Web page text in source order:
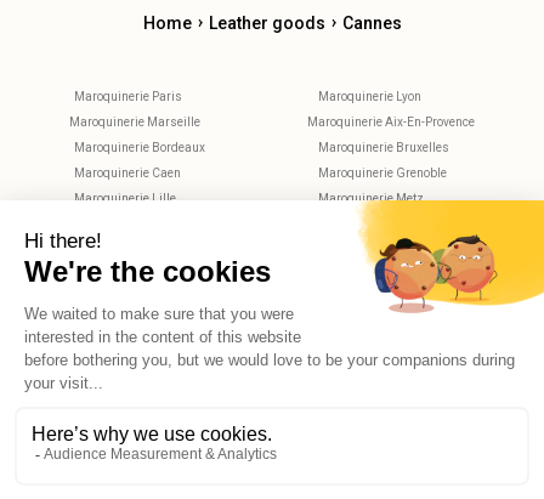
Home › Leather goods › Cannes
Maroquinerie Paris
Maroquinerie Lyon
Maroquinerie Marseille
Maroquinerie Aix-En-Provence
Maroquinerie Bordeaux
Maroquinerie Bruxelles
Maroquinerie Caen
Maroquinerie Grenoble
Maroquinerie Lille
Maroquinerie Metz
Maroquinerie Nantes
Maroquinerie Nice
Maroquinerie Nimes
Maroquinerie Rennes
Maroquinerie Rouen
Maroquinerie Toulouse
Maroquinerie Tours
© 2026 Reekom. All Rights Reserved.
Hello, do you have any questions?